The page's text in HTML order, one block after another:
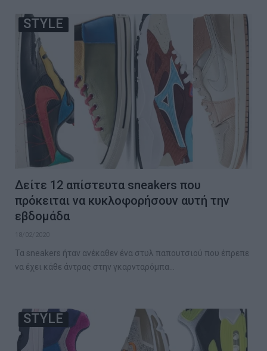
STYLE
Δείτε 12 απίστευτα sneakers που
πρόκειται να κυκλοφορήσουν αυτή την
εβδομάδα
18/02/2020
Τα sneakers ήταν ανέκαθεν ένα στυλ παπουτσιού που έπρεπε
να έχει κάθε άντρας στην γκαρνταρόμπα…
STYLE